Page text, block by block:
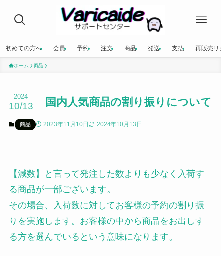
初めての方へ 会員 予約 注文 商品 発送 支払 再販売リ
ホーム 商品
国内人気商品の割り振りについて
2024
10/13
商品 2023年11月10日 2024年10月13日
【減数】と言って発注した数よりも少なく入荷す
る商品が一部ございます。
その場合、入荷数に対してお客様の予約の割り振
りを実施します。お客様の中から商品をお出しす
る方を選んでいるという意味になります。